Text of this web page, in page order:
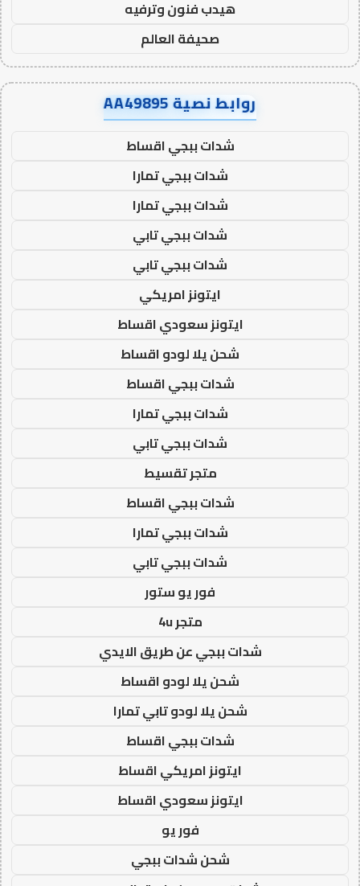
هيدب فنون وترفيه
صحيفة العالم
روابط نصية AA49895
شدات ببجي اقساط
شدات ببجي تمارا
شدات ببجي تمارا
شدات ببجي تابي
شدات ببجي تابي
ايتونز امريكي
ايتونز سعودي اقساط
شحن يلا لودو اقساط
شدات ببجي اقساط
شدات ببجي تمارا
شدات ببجي تابي
متجر تقسيط
شدات ببجي اقساط
شدات ببجي تمارا
شدات ببجي تابي
فور يو ستور
متجر 4u
شدات ببجي عن طريق الايدي
شحن يلا لودو اقساط
شحن يلا لودو تابي تمارا
شدات ببجي اقساط
ايتونز امريكي اقساط
ايتونز سعودي اقساط
فور يو
شحن شدات ببجي